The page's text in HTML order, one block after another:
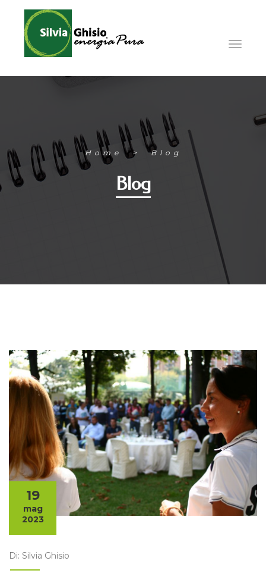
Home Blog
Blog
19
mag
2023
Di: Silvia Ghisio